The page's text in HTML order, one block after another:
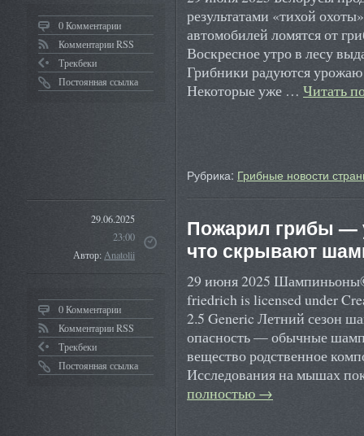
0 Комментарии
Комментарии RSS
Трекбеки
Постоянная ссылка
результатами «тихой
автомобилей ломятся от
Воскресное утро в лесу
Грибники радуются
Некоторые уже … Читать
Рубрика: Грибные новости
29.06.2025
23:00
Автор:Anatolii
0 Комментарии
Комментарии RSS
Трекбеки
Постоянная ссылка
Пожарил грибы —
что скрывают
29 июня 2025
friedrich is licensed under
2.5 Generic Летний сезон
опасность — обычные
вещество родственное
Исследования на мышах
полностью →